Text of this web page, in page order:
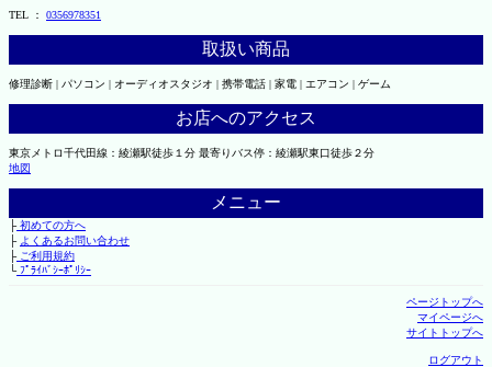
TEL ： 0356978351
取扱い商品
修理診断 | パソコン | オーディオスタジオ | 携帯電話 | 家電 | エアコン | ゲーム
お店へのアクセス
東京メトロ千代田線：綾瀬駅徒歩１分 最寄りバス停：綾瀬駅東口徒歩２分
地図
メニュー
├初めての方へ
├ よくあるお問い合わせ
├ご利用規約
└ﾌﾟﾗｲﾊﾞｼｰﾎﾟﾘｼｰ
ページトップへ
マイページへ
サイトトップへ
ログアウト